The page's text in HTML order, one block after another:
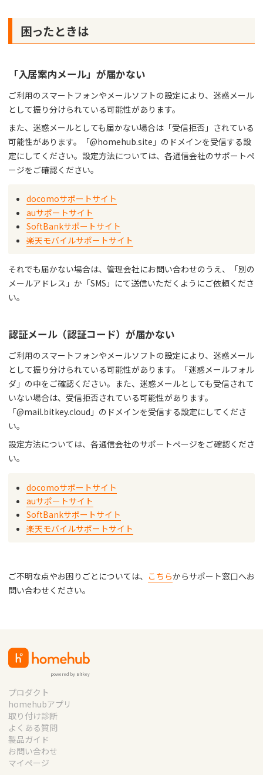
困ったときは
「入居案内メール」が届かない
ご利用のスマートフォンやメールソフトの設定により、迷惑メール
として振り分けられている可能性があります。
また、迷惑メールとしても届かない場合は「受信拒否」されている
可能性があります。「@homehub.site」のドメインを受信する設
定にしてください。設定方法については、各通信会社のサポートペ
ージをご確認ください。
docomoサポートサイト
auサポートサイト
SoftBankサポートサイト
楽天モバイルサポートサイト
それでも届かない場合は、管理会社にお問い合わせのうえ、「別の
メールアドレス」か「SMS」にて送信いただくようにご依頼くださ
い。
認証メール（認証コード）が届かない
ご利用のスマートフォンやメールソフトの設定により、迷惑メール
として振り分けられている可能性があります。「迷惑メールフォル
ダ」の中をご確認ください。また、迷惑メールとしても受信されて
いない場合は、受信拒否されている可能性があります。
「@mail.bitkey.cloud」のドメインを受信する設定にしてくださ
い。
設定方法については、各通信会社のサポートページをご確認くださ
い。
docomoサポートサイト
auサポートサイト
SoftBankサポートサイト
楽天モバイルサポートサイト
ご不明な点やお困りごとについては、 こちらからサポート窓口へお
問い合わせください。
powered by Bitkey
プロダクト
homehubアプリ
取り付け診断
よくある質問
製品ガイド
お問い合わせ
マイページ